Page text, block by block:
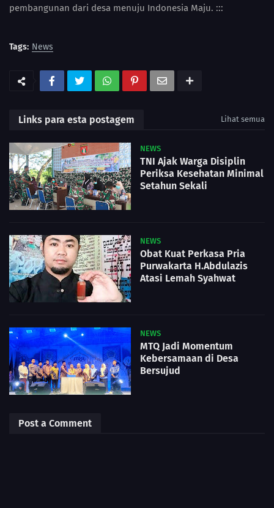
pembangunan dari desa menuju Indonesia Maju. :::
Tags: News
Links para esta postagem Lihat semua
NEWS
TNI Ajak Warga Disiplin
Periksa Kesehatan Minimal
Setahun Sekali
NEWS
Obat Kuat Perkasa Pria
Purwakarta H.Abdulazis
Atasi Lemah Syahwat
NEWS
MTQ Jadi Momentum
Kebersamaan di Desa
Bersujud
Post a Comment